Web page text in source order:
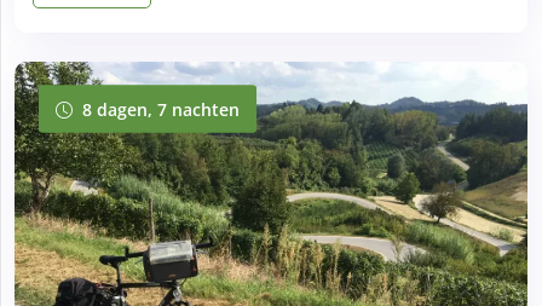
8 dagen, 7 nachten
8 dagen, 7 nachten